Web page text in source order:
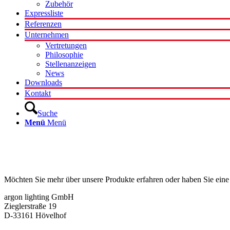
Zubehör
Expressliste
Referenzen
Unternehmen
Vertretungen
Philosophie
Stellenanzeigen
News
Downloads
Kontakt
Suche
Menü Menü
Möchten Sie mehr über unsere Produkte erfahren oder haben Sie
argon lighting GmbH
Zieglerstraße 19
D-33161 Hövelhof